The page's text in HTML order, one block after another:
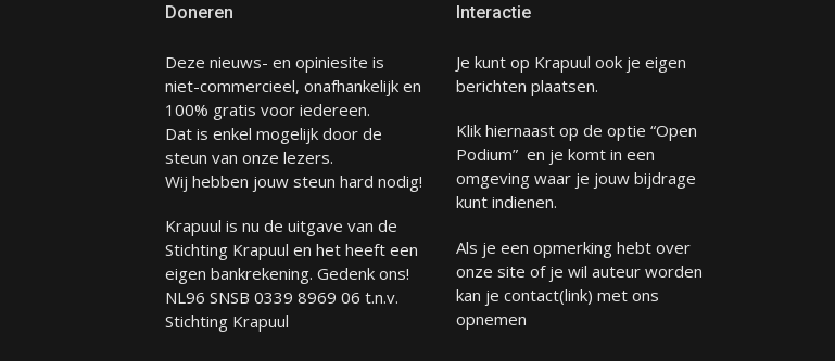
Doneren
Deze nieuws- en opiniesite is
niet-commercieel, onafhankelijk en
100% gratis voor iedereen.
Dat is enkel mogelijk door de
steun van onze lezers.
Wij hebben jouw steun hard nodig!
Krapuul is nu de uitgave van de
Stichting Krapuul en het heeft een
eigen bankrekening. Gedenk ons!
NL96 SNSB 0339 8969 06 t.n.v.
Stichting Krapuul
Interactie
Je kunt op Krapuul ook je eigen
berichten plaatsen.
Klik hiernaast op de optie “Open
Podium” en je komt in een
omgeving waar je jouw bijdrage
kunt indienen.
Als je een opmerking hebt over
onze site of je wil auteur worden
kan je contact(link) met ons
opnemen